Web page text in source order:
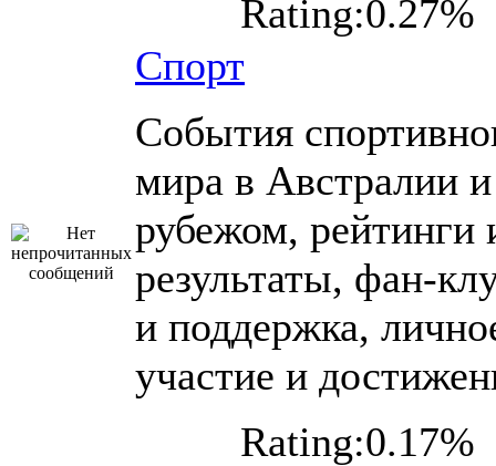
Rating:0.27%
Спорт
События
мира в Австралии и
рубежом, рейтинги
результаты, фан-
и поддержка,
участие и
Rating:0.17%